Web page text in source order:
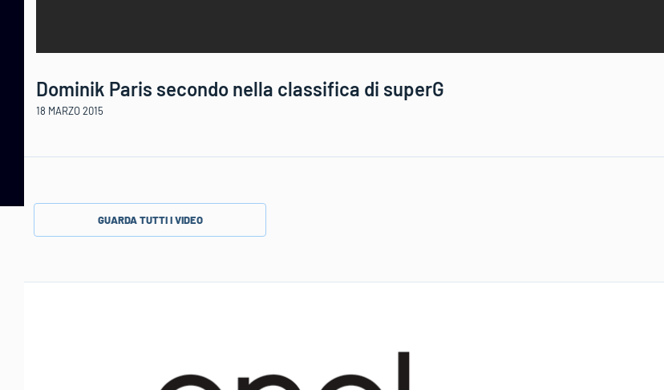
Dominik Paris secondo nella classifica di superG
18 MARZO 2015
GUARDA TUTTI I VIDEO